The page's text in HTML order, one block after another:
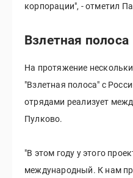
корпорации", - отметил
Взлетная полоса
На протяжение
"Взлетная полоса" с
отрядами реализует
Пулково.
"В этом году у этого
международный. К нам